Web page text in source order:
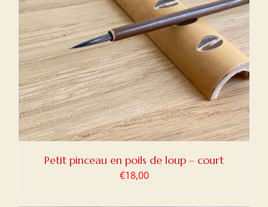
Petit pinceau en poils de loup – court
€18,00